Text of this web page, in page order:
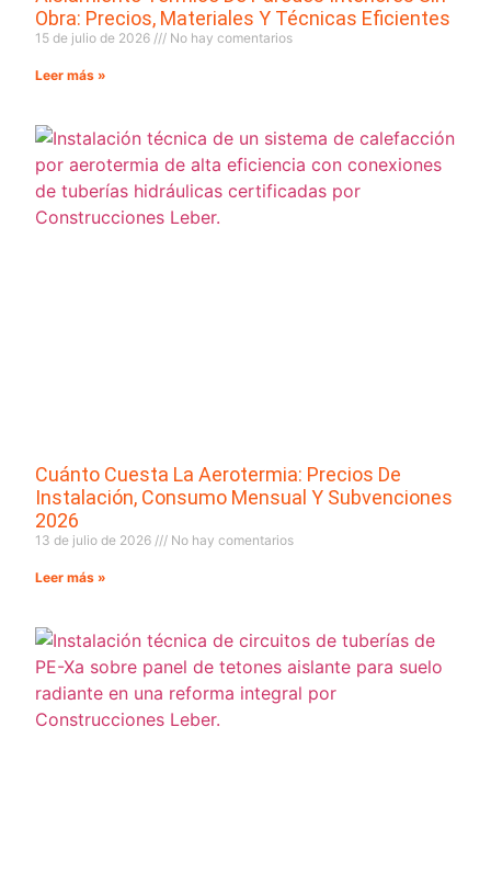
Obra: Precios, Materiales Y Técnicas Eficientes
15 de julio de 2026 No hay comentarios
Leer más »
Cuánto Cuesta La Aerotermia: Precios De
Instalación, Consumo Mensual Y Subvenciones
2026
13 de julio de 2026 No hay comentarios
Leer más »